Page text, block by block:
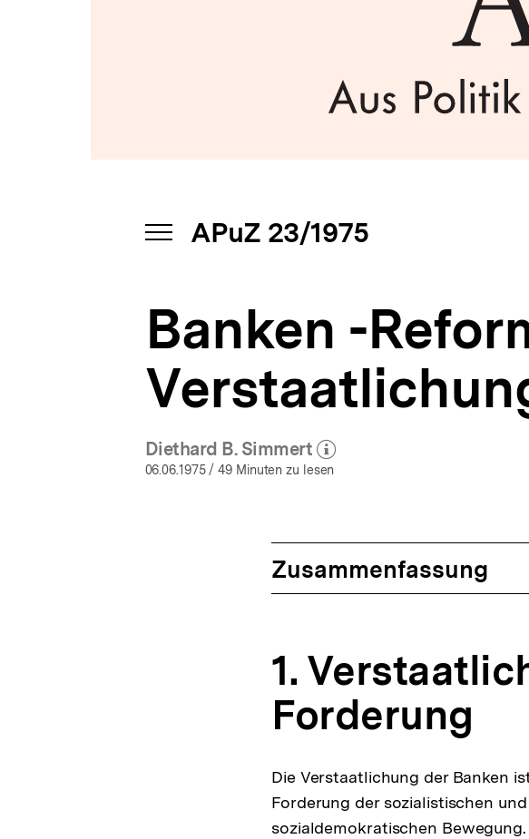
INHALTSNAVIGATION
APuZ 23/1975
Banken -
Diethard B. Simmert
(Mehr zum Autor)
öffnen
06.06.1975/ 49 Minuten zu lesen
Zusammenfassung
1.
Forderung
Die Verstaatlichung der Banken
Forderung der sozialistischen und
sozialdemokratischen